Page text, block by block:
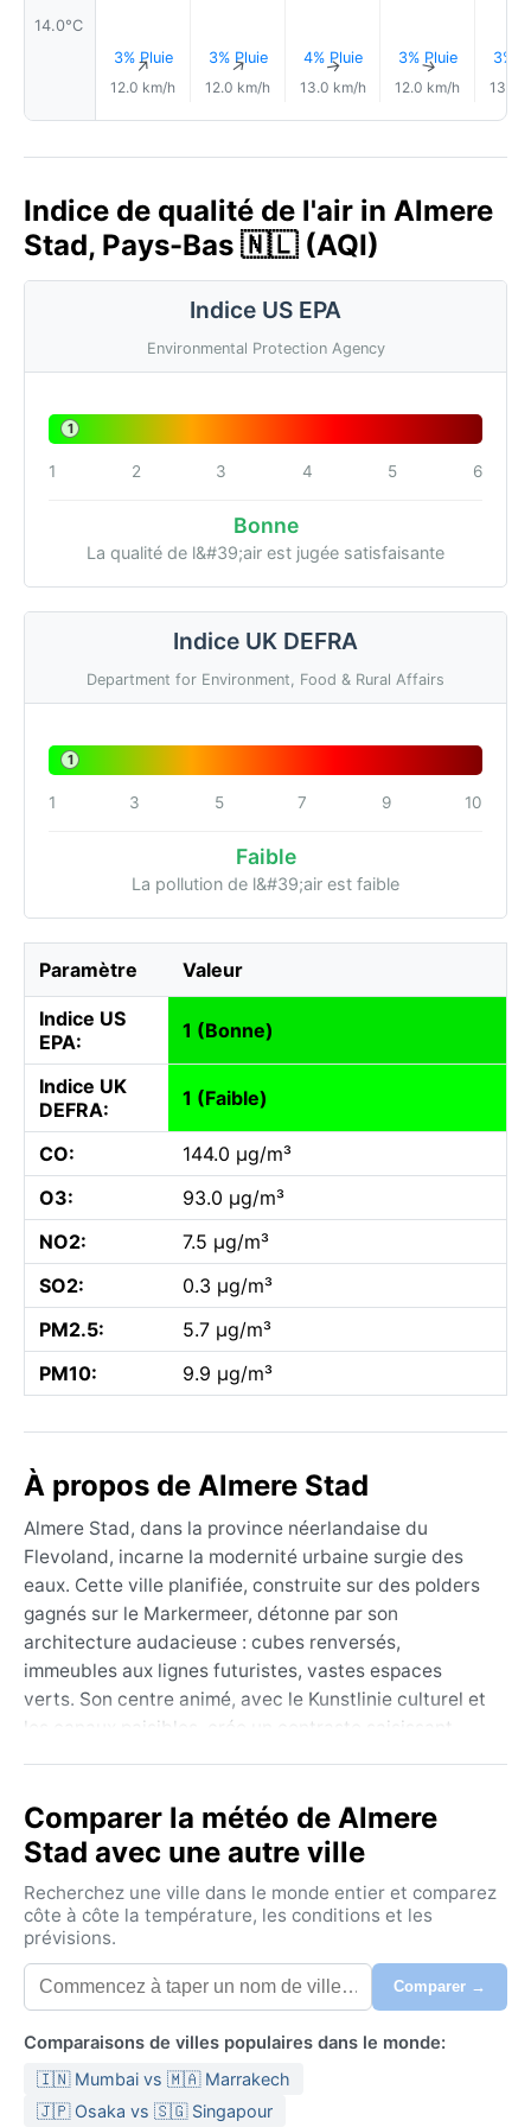
14.0°C
3% Pluie
↑
12.0 km/h
3% Pluie
↑
12.0 km/h
4% Pluie
↑
13.0 km/h
3% Pluie
↑
12.0 km/h
3%
13.0
Indice de qualité de l'air in Almere
Stad, Pays-Bas 🇳🇱 (AQI)
Indice US EPA
Environmental Protection Agency
1
1 2 3 4 5 6
Bonne
La qualité de l&#39;air est jugée satisfaisante
Indice UK DEFRA
Department for Environment, Food & Rural Affairs
1
1 3 5 7 9 10
Faible
La pollution de l&#39;air est faible
Paramètre Valeur
Indice US
EPA:
1 (Bonne)
Indice UK
DEFRA:
1 (Faible)
CO:
144.0 µg/m³
O3:
93.0 µg/m³
NO2:
7.5 µg/m³
SO2:
0.3 µg/m³
PM2.5:
5.7 µg/m³
PM10:
9.9 µg/m³
À propos de Almere Stad
Almere Stad, dans la province néerlandaise du
Flevoland, incarne la modernité urbaine surgie des
eaux. Cette ville planifiée, construite sur des polders
gagnés sur le Markermeer, détonne par son
architecture audacieuse : cubes renversés,
immeubles aux lignes futuristes, vastes espaces
verts. Son centre animé, avec le Kunstlinie culturel et
les canaux paisibles, crée un contraste saisissant
énergie jeune et expérimentale, à seulement trente
minutes d’Amsterdam.
Son climat océanique (Köppen Cfb) offre des hivers
frais mais sans excès, avec des températures
oscillant entre 2 et 5 °C, accompagnés de bruines
fréquentes et de vents du large. L’été reste doux,
entre 17 et 20 °C en moyenne, avec des pointes
réparties sur toute l’année, sans saison sèche
marquée, et l’humidité est presque constante. Pour
une escapade, mieux vaut prévoir des vêtements en
Comparer la météo de Almere
Stad avec une autre ville
Recherchez une ville dans le monde entier et comparez
côte à côte la température, les conditions et les
prévisions.
Comparer →
Comparaisons de villes populaires dans le monde:
🇮🇳 Mumbai vs 🇲🇦 Marrakech
🇯🇵 Osaka vs 🇸🇬 Singapour